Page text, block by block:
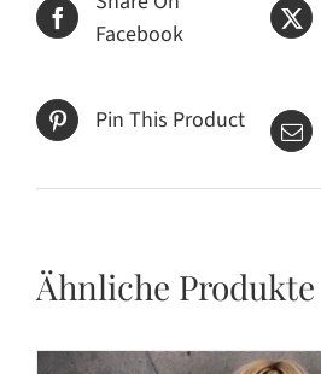
Facebook
Pin This Product
Ähnliche Produkte